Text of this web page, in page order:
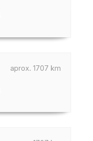
aprox. 1707 km